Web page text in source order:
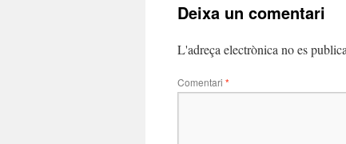
Deixa un comentari
L'adreça electrònica no es
Comentari *